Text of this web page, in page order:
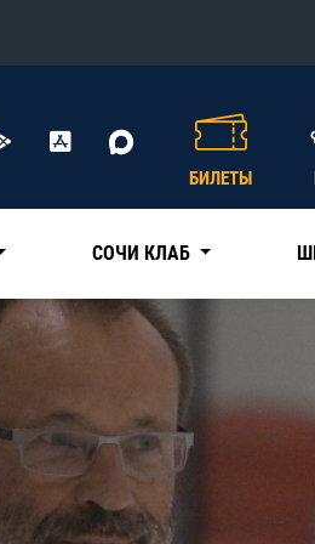
БИЛЕТЫ
СОЧИ КЛАБ